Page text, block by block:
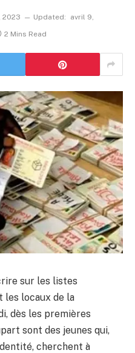
2023 Updated:
avril 9,
2 Mins Read
sur les listes
les locaux de la
dès les premières
sont des jeunes qui,
cherchent à